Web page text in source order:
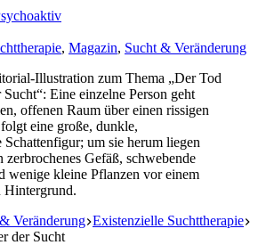
, Magazin, Sucht & Veränderung
Veränderung Existenzielle Suchttherapie
der Sucht